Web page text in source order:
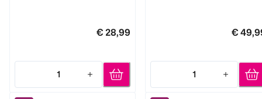
€ 28,99
1
Quantity: 1
€
1
Quantity: 1